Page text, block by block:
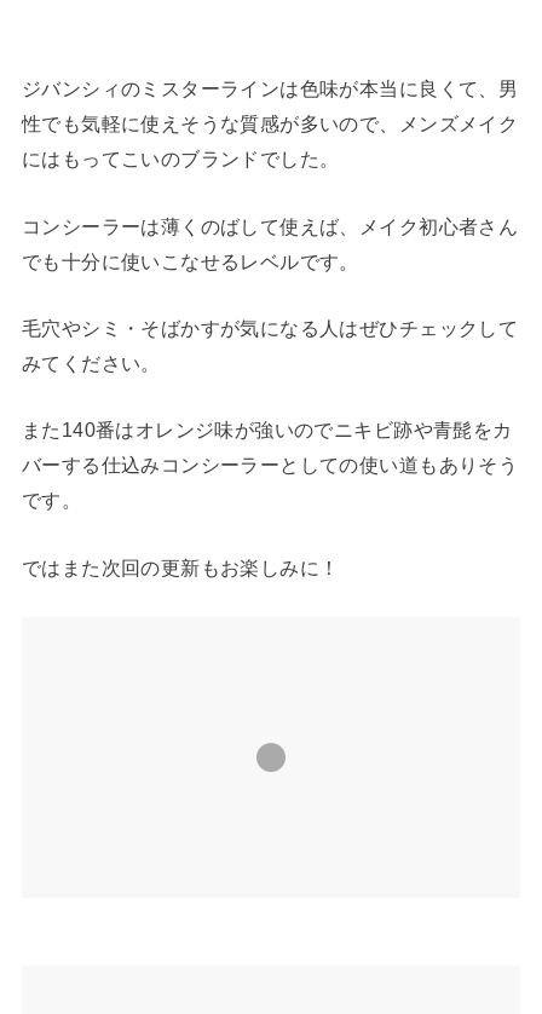
ジバンシィのミスターラインは色味が本当に良くて、男
性でも気軽に使えそうな質感が多いので、メンズメイク
にはもってこいのブランドでした。
コンシーラーは薄くのばして使えば、メイク初心者さん
でも十分に使いこなせるレベルです。
毛穴やシミ・そばかすが気になる人はぜひチェックして
みてください。
また140番はオレンジ味が強いのでニキビ跡や青髭をカ
バーする仕込みコンシーラーとしての使い道もありそう
です。
ではまた次回の更新もお楽しみに！